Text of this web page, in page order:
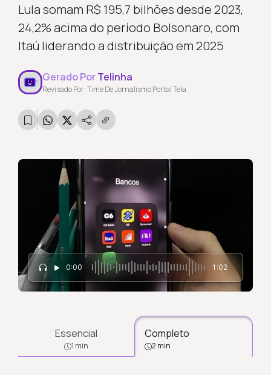
Lula somam R$ 195,7 bilhões desde 2023,
24,2% acima do período Bolsonaro, com
Itaú liderando a distribuição em 2025
Gerado PorTelinha
Revisado Por: Time De Jornalismo Portal Tela
0:00 1:02
Essencial
1 min
Completo
2 min